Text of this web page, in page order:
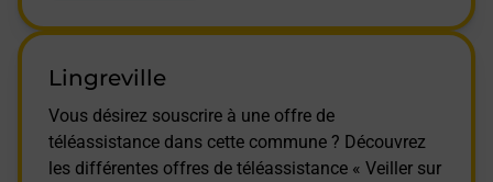
Lingreville
Vous désirez souscrire à une offre de
téléassistance dans cette commune ? Découvrez
les différentes offres de téléassistance « Veiller sur